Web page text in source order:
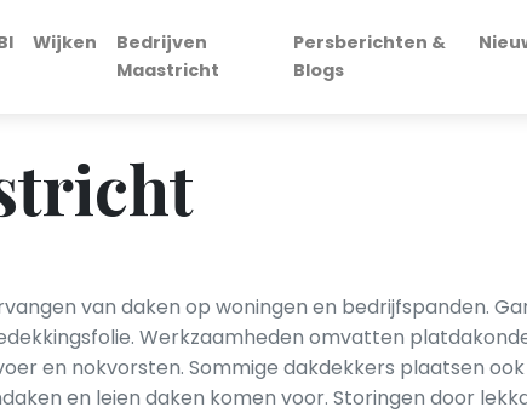
Wijken
Bedrijven
Maastricht
Persberichten &
Blogs
van daken op woningen en bedrijfspanden.
Werkzaamheden omvatten
en nokvorsten. Sommige dakdekkers plaatsen
en leien daken komen voor. Storingen door